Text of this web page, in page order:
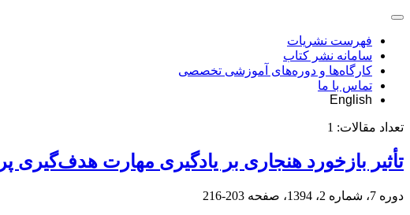
فهرست نشریات
سامانه نشر کتاب
کارگاه‌ها و دوره‌های آموزشی تخصصی
تماس با ما
English
تعداد مقالات: 1
تأثیر بازخورد هنجاری بر یادگیری مهارت هدف‌گیری پرتابی
دوره 7، شماره 2، 1394، صفحه 203-216